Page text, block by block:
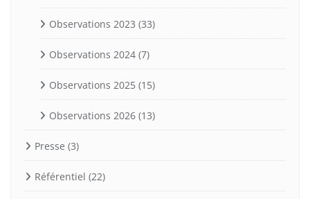
Observations 2023 (33)
Observations 2024 (7)
Observations 2025 (15)
Observations 2026 (13)
Presse (3)
Référentiel (22)